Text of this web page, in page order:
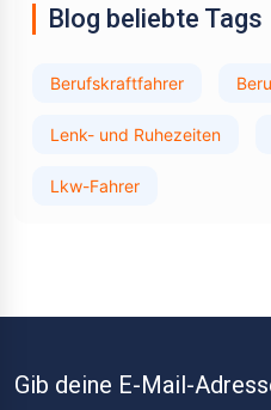
Blog beliebte Tags
Berufskraftfahrer
Lenk- und Ruhezeiten
Lkw-Fahrer
Gib deine E-Mail-